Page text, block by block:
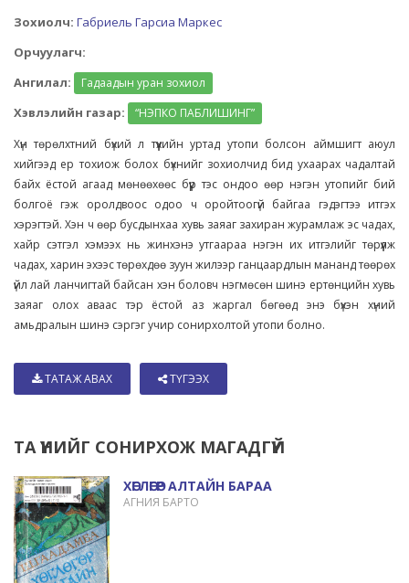
Зохиолч: Габриель Гарсиа Маркес
Орчуулагч:
Ангилал:
Гадаадын уран зохиол
Хэвлэлийн газар:
“НЭПКО ПАБЛИШИНГ”
Хүн төрөлхтний бүхий л түүхийн уртад утопи болсон аймшигт аюул
хийгээд ер тохиож болох бүхнийг зохиолчид бид ухаарах чадалтай
байх ёстой агаад мөнөөхөөс бүүр тэс ондоо өөр нэгэн утопийг бий
болгоё гэж оролдвоос одоо ч оройтоогүй байгаа гэдэгтээ итгэх
хэрэгтэй. Хэн ч өөр бусдынхаа хувь заяаг захиран журамлаж эс чадах,
хайр сэтгэл хэмээх нь жинхэнэ утгаараа нэгэн их итгэлийг төрүүлж
чадах, харин эхээс төрөхдөө зуун жилээр ганцаардлын мананд төөрөх
үйл лай ланчигтай байсан хэн боловч нэгмөсөн шинэ ертөнцийн хувь
заяаг олох аваас тэр ёстой аз жаргал бөгөөд энэ бүхэн хүний
амьдралын шинэ сэргэг учир сонирхолтой утопи болно.
ТАТАЖ АВАХ ТҮГЭЭХ
ТА ҮҮНИЙГ СОНИРХОЖ МАГАДГҮЙ
ХӨГЛӨГӨР АЛТАЙН БАРАА
АГНИЯ БАРТО